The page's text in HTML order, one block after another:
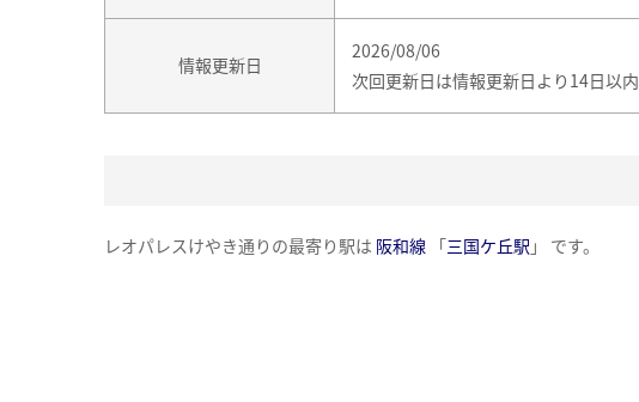
情報更新日
2026/08/06
次回更新日は情報更新日より14日以内
レオパレスけやき通りの最寄り駅は 阪和線 「三国ケ丘駅 」 です。